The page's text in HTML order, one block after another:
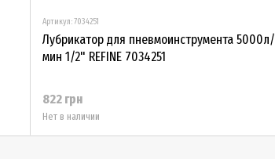
Артикул: 7034251
Лубрикатор для пневмоинструмента 5000л/
мин 1/2" REFINE 7034251
822 грн
Нет в наличии